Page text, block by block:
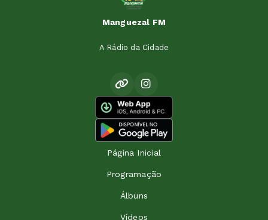
Manguezal FM
A Rádio da Cidade
Página Inicial
Programação
Álbuns
Vídeos